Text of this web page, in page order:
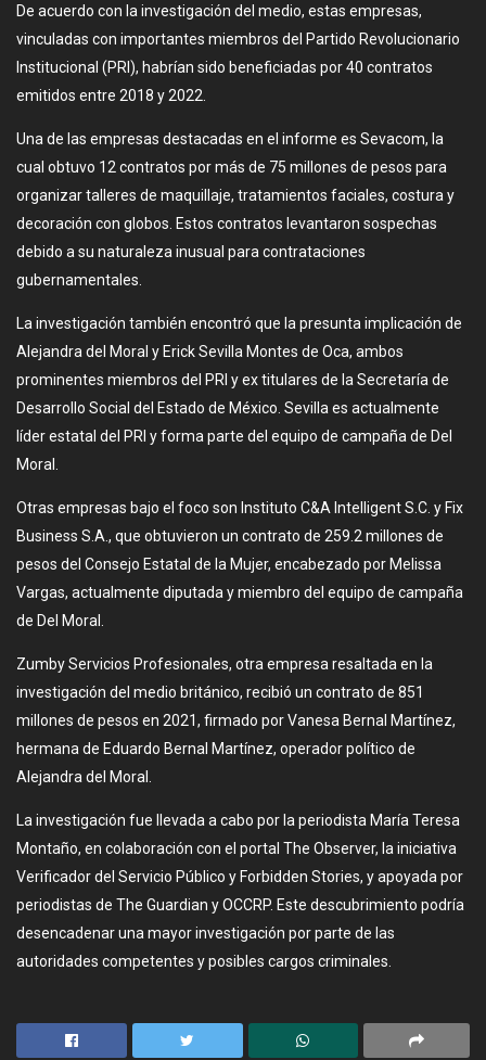
De acuerdo con la investigación del medio, estas empresas,
vinculadas con importantes miembros del Partido Revolucionario
Institucional (PRI), habrían sido beneficiadas por 40 contratos
emitidos entre 2018 y 2022.
Una de las empresas destacadas en el informe es Sevacom, la
cual obtuvo 12 contratos por más de 75 millones de pesos para
organizar talleres de maquillaje, tratamientos faciales, costura y
decoración con globos. Estos contratos levantaron sospechas
debido a su naturaleza inusual para contrataciones
gubernamentales.
La investigación también encontró que la presunta implicación de
Alejandra del Moral y Erick Sevilla Montes de Oca, ambos
prominentes miembros del PRI y ex titulares de la Secretaría de
Desarrollo Social del Estado de México. Sevilla es actualmente
líder estatal del PRI y forma parte del equipo de campaña de Del
Moral.
Otras empresas bajo el foco son Instituto C&A Intelligent S.C. y Fix
Business S.A., que obtuvieron un contrato de 259.2 millones de
pesos del Consejo Estatal de la Mujer, encabezado por Melissa
Vargas, actualmente diputada y miembro del equipo de campaña
de Del Moral.
Zumby Servicios Profesionales, otra empresa resaltada en la
investigación del medio británico, recibió un contrato de 851
millones de pesos en 2021, firmado por Vanesa Bernal Martínez,
hermana de Eduardo Bernal Martínez, operador político de
Alejandra del Moral.
La investigación fue llevada a cabo por la periodista María Teresa
Montaño, en colaboración con el portal The Observer, la iniciativa
Verificador del Servicio Público y Forbidden Stories, y apoyada por
periodistas de The Guardian y OCCRP. Este descubrimiento podría
desencadenar una mayor investigación por parte de las
autoridades competentes y posibles cargos criminales.